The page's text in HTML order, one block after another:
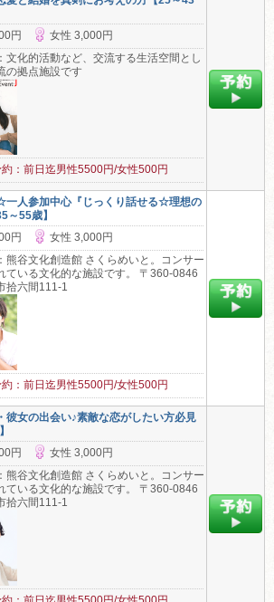
円
女性 3,000円
化的活動など、交流する生活空間とし
の拠点施設です
：前日迄男性5500円/女性500円
一人参加中心『じっくり話せる☆理想の
～55歳】
円
女性 3,000円
谷文化創造館 さくらめいと。コンサー
ている文化的な施設です。 〒360-0846
拾六間111-1
：前日迄男性5500円/女性500円
彼女の出会い♪素敵な恋がしたい方必見
円
女性 3,000円
谷文化創造館 さくらめいと。コンサー
ている文化的な施設です。 〒360-0846
拾六間111-1